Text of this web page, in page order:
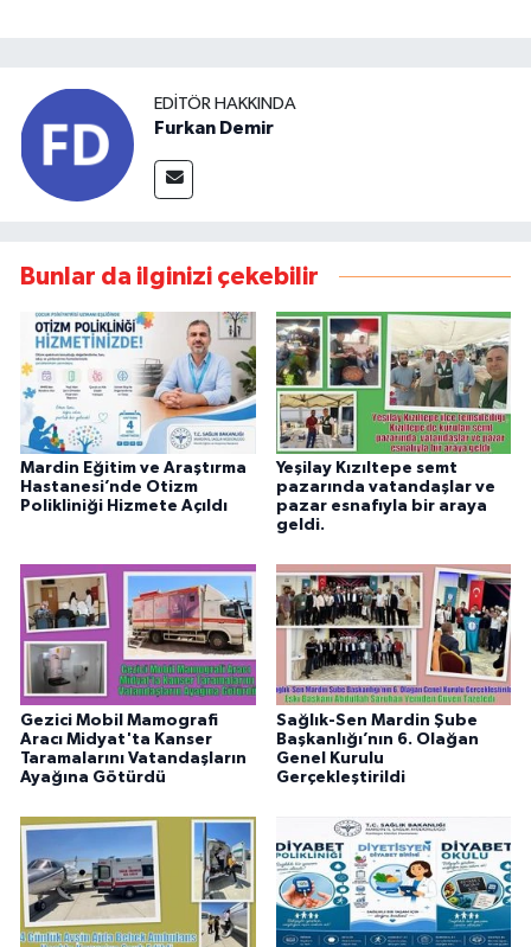
EDITÖR HAKKINDA
Furkan Demir
Bunlar da ilginizi çekebilir
Mardin Eğitim ve Araştırma
Hastanesi’nde Otizm
Polikliniği Hizmete Açıldı
Yeşilay Kızıltepe semt
pazarında vatandaşlar ve
pazar esnafıyla bir araya
geldi.
Gezici Mobil Mamografi
Aracı Midyat'ta Kanser
Taramalarını Vatandaşların
Ayağına Götürdü
Sağlık-Sen Mardin Şube
Başkanlığı’nın 6. Olağan
Genel Kurulu
Gerçekleştirildi